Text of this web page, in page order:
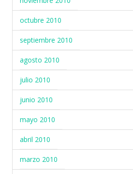
octubre 2010
septiembre 2010
agosto 2010
julio 2010
junio 2010
mayo 2010
abril 2010
marzo 2010